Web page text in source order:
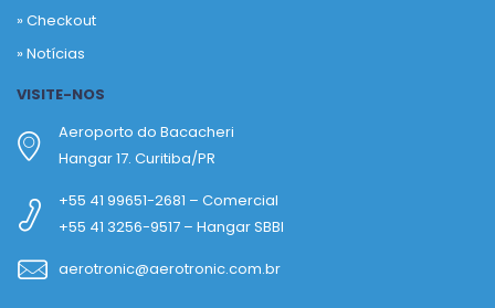
»Checkout
»Notícias
VISITE-NOS
Aeroporto do Bacacheri
Hangar 17. Curitiba/PR
+55 41 99651-2681 – Comercial
+55 41 3256-9517 – Hangar SBBI
aerotronic@aerotronic.com.br